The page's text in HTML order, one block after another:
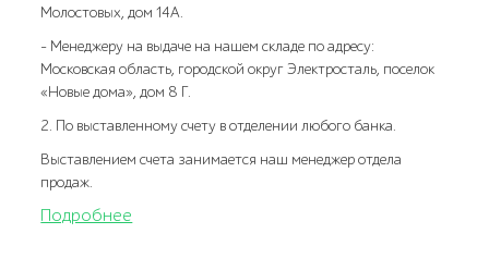
Молостовых, дом 14А.
- Менеджеру на выдаче на нашем складе по адресу:
Московская область, городской округ Электросталь, поселок
«Новые дома», дом 8 Г.
2. По выставленному счету в отделении любого банка.
Выставлением счета занимается наш менеджер отдела
продаж.
Подробнее